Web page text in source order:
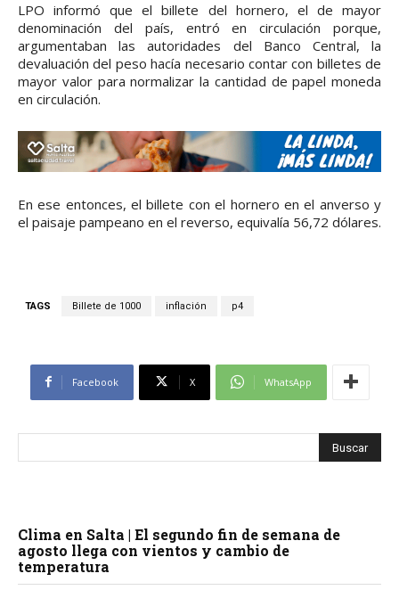
LPO informó que el billete del hornero, el de mayor
denominación del país, entró en circulación porque,
argumentaban las autoridades del Banco Central, la
devaluación del peso hacía necesario contar con billetes de
mayor valor para normalizar la cantidad de papel moneda
en circulación.
En ese entonces, el billete con el hornero en el anverso y
el paisaje pampeano en el reverso, equivalía 56,72 dólares.
TAGS Billete de 1000 inflación p4
Facebook X WhatsApp
Clima en Salta | El segundo fin de semana de
agosto llega con vientos y cambio de
temperatura